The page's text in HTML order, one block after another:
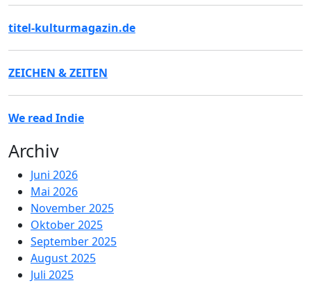
titel-kulturmagazin.de
ZEICHEN & ZEITEN
We read Indie
Archiv
Juni 2026
Mai 2026
November 2025
Oktober 2025
September 2025
August 2025
Juli 2025